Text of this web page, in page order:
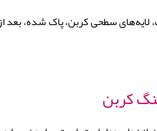
سطحی کربن، پاک شده، بعد
کربن